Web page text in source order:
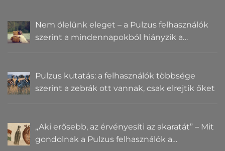
Nem ölelünk eleget – a Pulzus felhasználók
szerint a mindennapokból hiányzik a
Pulzus kutatás: a felhasználók többsége
szerint a zebrák ott vannak, csak elrejtik őket
„Aki erősebb, az érvényesíti az akaratát” – Mit
gondolnak a Pulzus felhasználók a